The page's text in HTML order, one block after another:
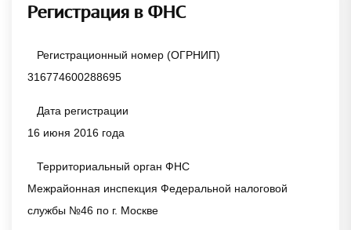
Регистрация в ФНС
Регистрационный номер (ОГРНИП)
316774600288695
Дата регистрации
16 июня 2016 года
Территориальный орган ФНС
Межрайонная инспекция Федеральной налоговой
службы №46 по г. Москве